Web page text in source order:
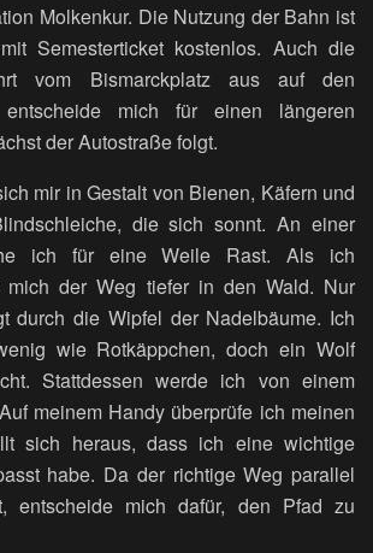
Molkenkur. Die Nutzung der Bahn ist
Semesterticket kostenlos. Auch die
vom Bismarckplatz aus auf den
mich für einen längeren
der Autostraße folgt.
mir in Gestalt von Bienen, Käfern und
die sich sonnt. An einer
ich für eine Weile Rast. Als ich
mich der Weg tiefer in den Wald. Nur
durch die Wipfel der Nadelbäume. Ich
wie Rotkäppchen, doch ein Wolf
Stattdessen werde ich von einem
meinem Handy überprüfe ich meinen
sich heraus, dass ich eine wichtige
habe. Da der richtige Weg parallel
entscheide mich dafür, den Pfad zu